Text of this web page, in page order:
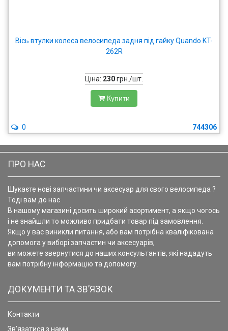
Вісь втулки колеса велосипеда задня під гайку Quando KT-
262R
Ціна: 230грн./шт.
Купити
744306
0
ПРО НАС
Шукаєте нові запчастини чи аксесуар для свого велосипеда ?
Тоді вам до нас
В нашому магазині досить широкий асортимент, а якщо чогось
і не знайшли то можливо придбати товар під замовлення.
Якщо у вас виникли питання, або вам потрібна кваліфікована
допомога у виборі запчастин чи аксесуарів,
ви можете звернутися до наших консультантів, які нададуть
вам потрібну інформацію та допомогу.
ДОКУМЕНТИ ТА ЗВ’ЯЗОК
Контакти
Зв’язатися з нами